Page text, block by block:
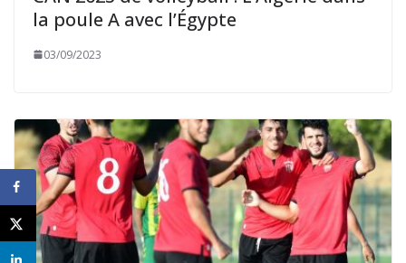
la poule A avec l’Égypte
03/09/2023